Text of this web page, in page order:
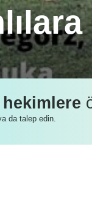
ve
canlıların
da talep edin.